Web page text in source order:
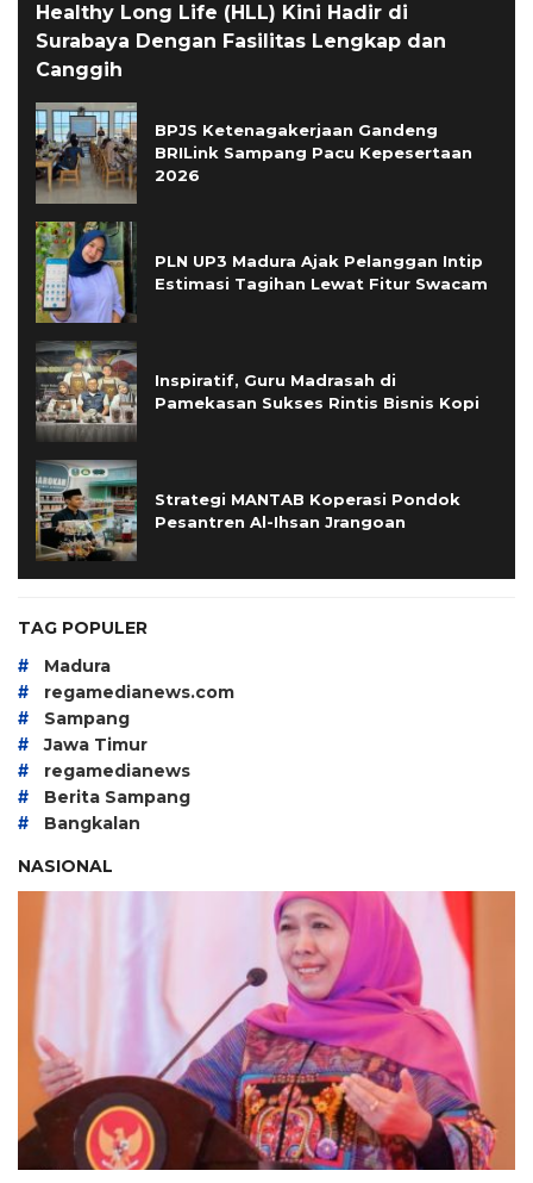
Healthy Long Life (HLL) Kini Hadir di
Surabaya Dengan Fasilitas Lengkap dan
Canggih
BPJS Ketenagakerjaan Gandeng
BRILink Sampang Pacu Kepesertaan
2026
PLN UP3 Madura Ajak Pelanggan Intip
Estimasi Tagihan Lewat Fitur Swacam
Inspiratif, Guru Madrasah di
Pamekasan Sukses Rintis Bisnis Kopi
Strategi MANTAB Koperasi Pondok
Pesantren Al-Ihsan Jrangoan
TAG POPULER
# Madura
# regamedianews.com
# Sampang
# Jawa Timur
# regamedianews
# Berita Sampang
#
Bangkalan
NASIONAL